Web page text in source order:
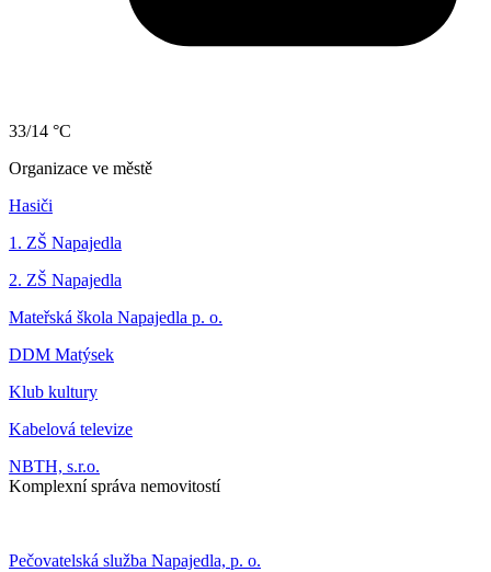
33/14 °C
Organizace ve městě
Hasiči
1. ZŠ Napajedla
2. ZŠ Napajedla
Mateřská škola Napajedla p. o.
DDM Matýsek
Klub kultury
Kabelová televize
NBTH, s.r.o.
Komplexní správa nemovitostí
Pečovatelská služba Napajedla, p. o.